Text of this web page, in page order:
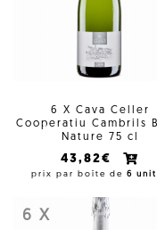
6 X Cava Celler
Cooperatiu Cambrils
Nature 75 cl
43,82€
prix par boîte de 6
6 X